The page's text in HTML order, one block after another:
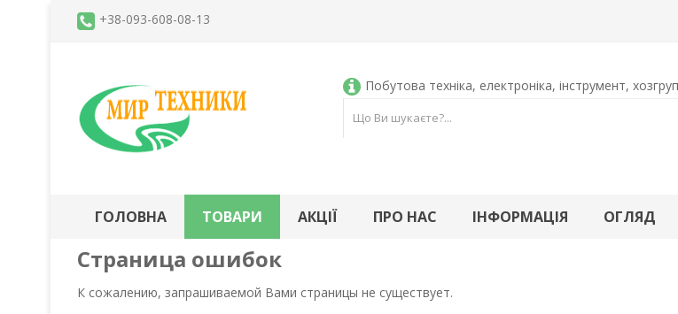
+38-093-608-08-13
Побутова техніка, електроніка, інструмент,
ГОЛОВНА ТОВАРИ АКЦІЇ ПРО НАС ІНФОРМАЦІЯ ОГЛЯД
Страница ошибок
К сожалению, запрашиваемой Вами страницы не существует.